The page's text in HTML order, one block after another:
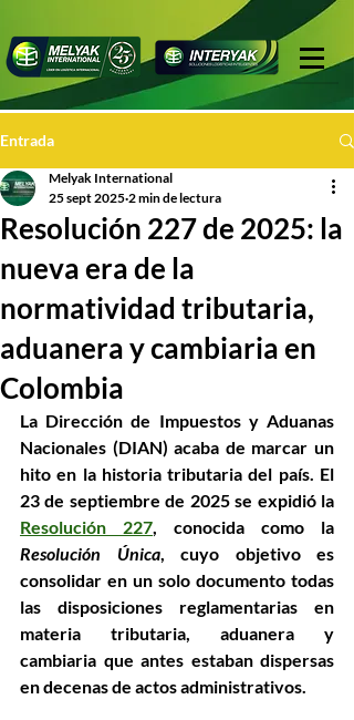
Entrada
Resolución 227 de 2025: la
nueva era de la
normatividad tributaria,
aduanera y cambiaria en
Colombia
Melyak International
25 sept 2025 2 min de lectura
La Dirección de Impuestos y Aduanas
Nacionales (DIAN) acaba de marcar un
23 de septiembre de 2025
Resolución 227
Resolución Única
consolidar en un solo documento todas
las disposiciones reglamentarias en
materia tributaria, aduanera y
cambiaria que antes estaban dispersas
en decenas de actos administrativos.